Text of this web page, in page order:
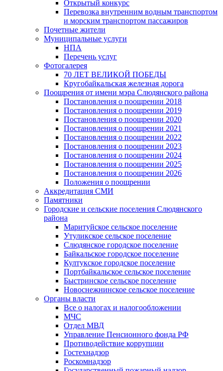
Открытый конкурс
Перевозка внутренним водным транспортом
и морским транспортом пассажиров
Почетные жители
Муниципальные услуги
НПА
Перечень услуг
Фотогалерея
70 ЛЕТ ВЕЛИКОЙ ПОБЕДЫ
Кругобайкальская железная дорога
Поощрения от имени мэра Слюдянского района
Постановления о поощрении 2018
Постановления о поощрении 2019
Постановления о поощрении 2020
Постановления о поощрении 2021
Постановления о поощрении 2022
Постановления о поощрении 2023
Постановления о поощрении 2024
Постановления о поощрении 2025
Постановления о поощрении 2026
Положения о поощрении
Аккредитация СМИ
Памятники
Городские и сельские поселения Слюдянского
района
Маритуйское сельское поселение
Утуликское сельское поселение
Слюдянское городское поселение
Байкальское городское поселение
Култукское городское поселение
Портбайкальское сельское поселение
Быстринское сельское поселение
Новоснежнинское сельское поселение
Органы власти
Все о налогах и налогообложении
МЧС
Отдел МВД
Управление Пенсионного фонда РФ
Противодействие коррупции
Гостехнадзор
Роскомнадзор